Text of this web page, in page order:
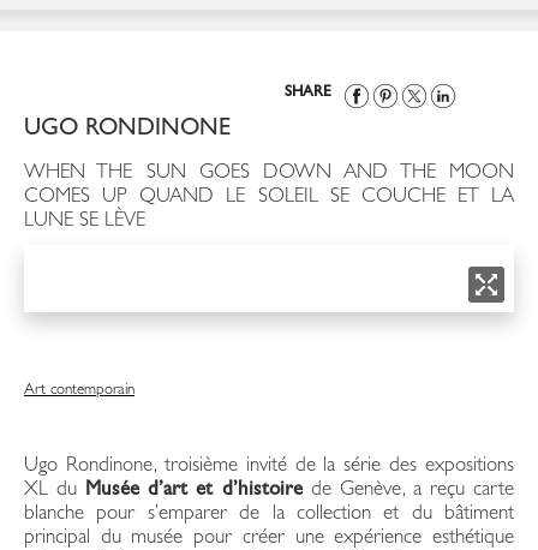
SHARE
UGO RONDINONE
WHEN THE SUN GOES DOWN AND THE MOON
COMES UP QUAND LE SOLEIL SE COUCHE ET LA
LUNE SE LÈVE
Art contemporain
Ugo Rondinone, troisième invité de la série des expositions
XL du Musée d’art et d’histoire de Genève, a reçu carte
blanche pour s’emparer de la collection et du bâtiment
principal du musée pour créer une expérience esthétique